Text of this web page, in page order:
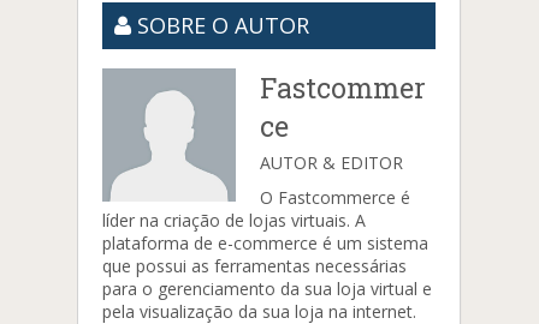
SOBRE O AUTOR
Fastcommer
ce
AUTOR & EDITOR
O Fastcommerce é
líder na criação de lojas virtuais. A
plataforma de e-commerce é um sistema
que possui as ferramentas necessárias
para o gerenciamento da sua loja virtual e
pela visualização da sua loja na internet.